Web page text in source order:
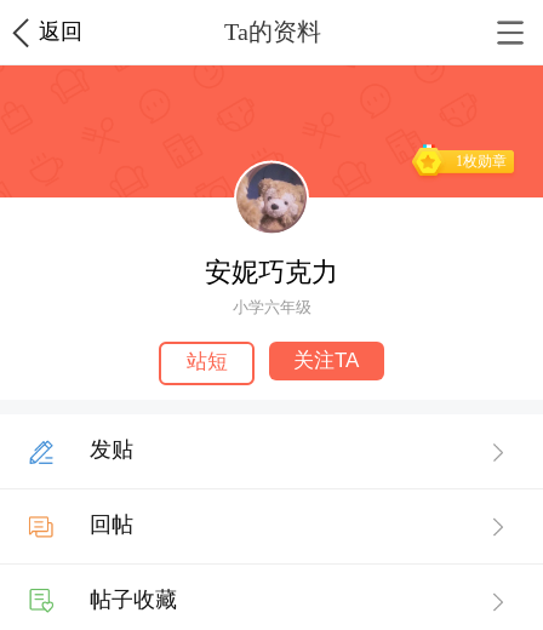
返回 Ta的资料
1枚勋章
安妮巧克力
小学六年级
站短 关注TA
发贴
回帖
帖子收藏